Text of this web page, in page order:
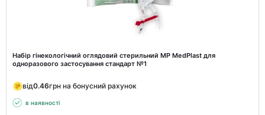
Набір гінекологічний оглядовий стерильний MP MedPlast для
одноразового застосування стандарт №1
від0.46грн на бонусний рахунок
в наявності